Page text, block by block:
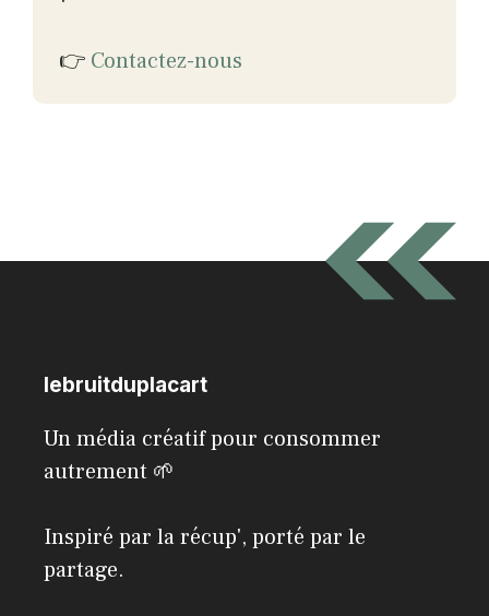
👉 Contactez-nous
lebruitduplacart
Un média créatif pour consommer
autrement 🌱
Inspiré par la récup', porté par le
partage.